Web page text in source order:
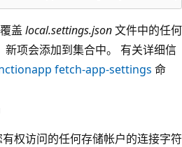
盖 local.settings.json文件中的任何
项会添加到集合中。 有关详细信
fetch-app-settings 命
权访问的任何存储帐户的连接字符